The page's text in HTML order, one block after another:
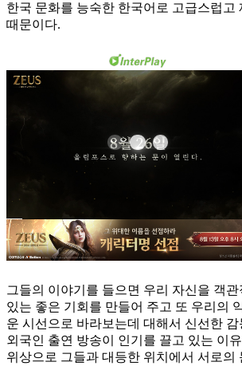
한국 문화를 능숙한 한국어로 고급스럽고
때문이다.
그들의 이야기를 들으면 우리 자신을 객
있는 좋은 기회를 만들어 주고 또 우리의
운 시선으로 바라보는데 대해서 신선한 감
외국인 출연 방송이 인기를 끌고 있는 이
위상으로 그들과 대등한 위치에서 서로의